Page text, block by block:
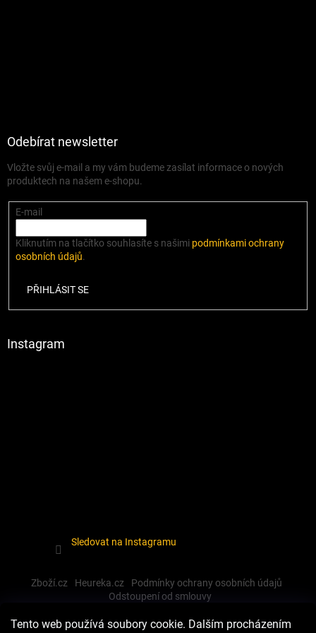
Tento web používá soubory cookie. Dalším procházením
Odebírat newsletter
Vložte svůj e-mail a my vám budeme zasílat informace o nových
produktech na našem e-shopu.
E-mail
Kliknutím na tlačítko souhlasíte s našimi podmínkami ochrany
osobních údajů.
PŘIHLÁSIT SE
Instagram
Sledovat na Instagramu
Zboží.cz Heureka.cz
Podmínky ochrany osobních údajů
Odstoupení od smlouvy